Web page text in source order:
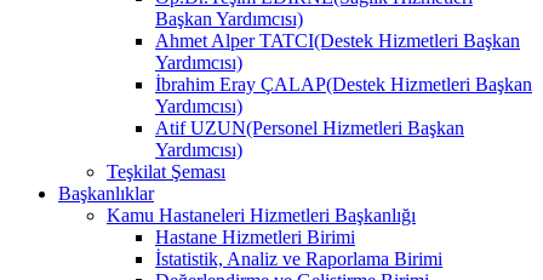
Başkan Yardımcısı)
Ahmet Alper TATCI(Destek Hizmetleri Başkan
Yardımcısı)
İbrahim Eray ÇALAP(Destek Hizmetleri Başkan
Yardımcısı)
Atif UZUN(Personel Hizmetleri Başkan
Yardımcısı)
Teşkilat Şeması
Başkanlıklar
Kamu Hastaneleri Hizmetleri Başkanlığı
Hastane Hizmetleri Birimi
İstatistik, Analiz ve Raporlama Birimi